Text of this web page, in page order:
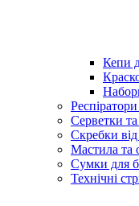
Кепи
Серветки та
Скребки
Мастила та
Сумки для
Технічні